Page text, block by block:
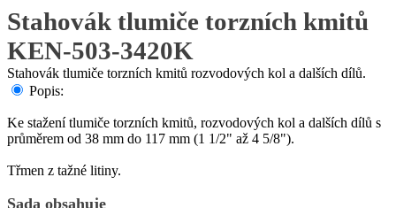
Stahovák tlumiče torzních kmitů
KEN-503-3420K
Stahovák tlumiče torzních kmitů rozvodových kol a dalších dílů.
Popis:
Ke stažení tlumiče torzních kmitů, rozvodových kol a dalších dílů s
průměrem od 38 mm do 117 mm (1 1/2" až 4 5/8").
Třmen z tažné litiny.
Sada obsahuje